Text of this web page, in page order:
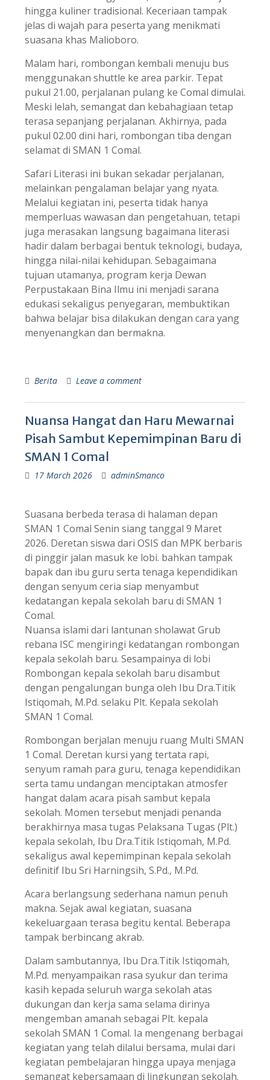
hingga kuliner tradisional. Keceriaan tampak
jelas di wajah para peserta yang menikmati
suasana khas Malioboro.
Malam hari, rombongan kembali menuju bus
menggunakan shuttle ke area parkir. Tepat
pukul 21.00, perjalanan pulang ke Comal dimulai.
Meski lelah, semangat dan kebahagiaan tetap
terasa sepanjang perjalanan. Akhirnya, pada
pukul 02.00 dini hari, rombongan tiba dengan
selamat di SMAN 1 Comal.
Safari Literasi ini bukan sekadar perjalanan,
melainkan pengalaman belajar yang nyata.
Melalui kegiatan ini, peserta tidak hanya
memperluas wawasan dan pengetahuan, tetapi
juga merasakan langsung bagaimana literasi
hadir dalam berbagai bentuk teknologi, budaya,
hingga nilai-nilai kehidupan. Sebagaimana
tujuan utamanya, program kerja Dewan
Perpustakaan Bina Ilmu ini menjadi sarana
edukasi sekaligus penyegaran, membuktikan
bahwa belajar bisa dilakukan dengan cara yang
menyenangkan dan bermakna.
Berita Leave a comment
Nuansa Hangat dan Haru Mewarnai
Pisah Sambut Kepemimpinan Baru di
SMAN 1 Comal
17 March 2026 adminSmanco
Suasana berbeda terasa di halaman depan
SMAN 1 Comal Senin siang tanggal 9 Maret
2026. Deretan siswa dari OSIS dan MPK berbaris
di pinggir jalan masuk ke lobi. bahkan tampak
bapak dan ibu guru serta tenaga kependidikan
dengan senyum ceria siap menyambut
kedatangan kepala sekolah baru di SMAN 1
Comal.
Nuansa islami dari lantunan sholawat Grub
rebana ISC mengiringi kedatangan rombongan
kepala sekolah baru. Sesampainya di lobi
Rombongan kepala sekolah baru disambut
dengan pengalungan bunga oleh Ibu Dra.Titik
Istiqomah, M.Pd. selaku Plt. Kepala sekolah
SMAN 1 Comal.
Rombongan berjalan menuju ruang Multi SMAN
1 Comal. Deretan kursi yang tertata rapi,
senyum ramah para guru, tenaga kependidikan
serta tamu undangan menciptakan atmosfer
hangat dalam acara pisah sambut kepala
sekolah. Momen tersebut menjadi penanda
berakhirnya masa tugas Pelaksana Tugas (Plt.)
kepala sekolah, Ibu Dra.Titik Istiqomah, M.Pd.
sekaligus awal kepemimpinan kepala sekolah
definitif Ibu Sri Harningsih, S.Pd., M.Pd.
Acara berlangsung sederhana namun penuh
makna. Sejak awal kegiatan, suasana
kekeluargaan terasa begitu kental. Beberapa
tampak berbincang akrab.
Dalam sambutannya, Ibu Dra.Titik Istiqomah,
M.Pd. menyampaikan rasa syukur dan terima
kasih kepada seluruh warga sekolah atas
dukungan dan kerja sama selama dirinya
mengemban amanah sebagai Plt. kepala
sekolah SMAN 1 Comal. Ia mengenang berbagai
kegiatan yang telah dilalui bersama, mulai dari
kegiatan pembelajaran hingga upaya menjaga
semangat kebersamaan di lingkungan sekolah.